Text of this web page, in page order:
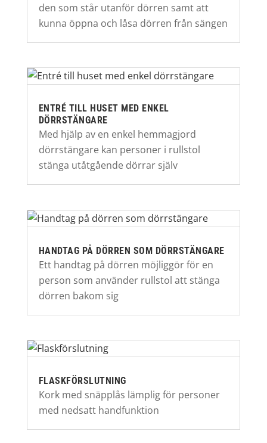
den som står utanför dörren samt att
kunna öppna och låsa dörren från sängen
ENTRÉ TILL HUSET MED ENKEL
DÖRRSTÄNGARE
Med hjälp av en enkel hemmagjord
dörrstängare kan personer i rullstol
stänga utåtgående dörrar själv
HANDTAG PÅ DÖRREN SOM DÖRRSTÄNGARE
Ett handtag på dörren möjliggör för en
person som använder rullstol att stänga
dörren bakom sig
FLASKFÖRSLUTNING
Kork med snäpplås lämplig för personer
med nedsatt handfunktion